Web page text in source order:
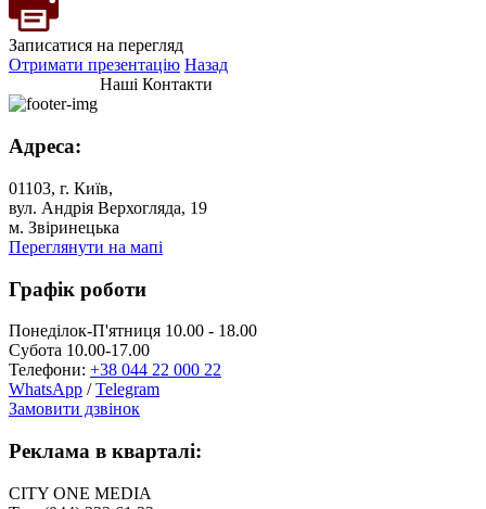
Записатися на перегляд
Отримати презентацію Назад
Наші Контакти
Адреса:
01103, г. Київ,
вул. Андрія Верхогляда, 19
м. Звіринецька
Переглянути на мапі
Графік роботи
Понеділок-П'ятниця 10.00 - 18.00
Субота 10.00-17.00
Телефони: +38 044 22 000 22
WhatsApp /Telegram
Замовити дзвінок
Реклама в кварталі:
CITY ONE MEDIA